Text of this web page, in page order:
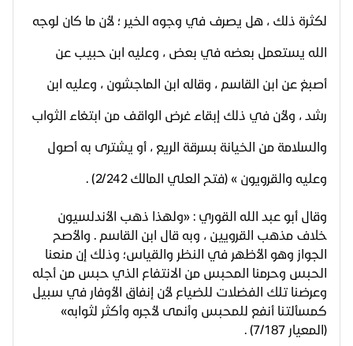
لكثرة ذلك ، هل يصرف في وجوه الخير ؛ لأن ما كان لوجه
الله يستعمل بعضه في بعض ، وعليه ابن حبيب عن
أصبغ عن ابن القاسم ، وقاله ابن الماجشون ، وعليه ابن
رشد ، ولأن في ذلك إبقاء غرض الواقف من ابتغاء الثواب
والسلامة من الخيانة بسرقة الريع ، أو يشترى به أصول
وعليه والقرويون » (فتح العلي المالك 2/242) .
وقال أبو عبد الله القوري : «ولهذا ذهب الأندلسيون
خلاف مذهب القرويين ، وبه قال ابن القاسم . والأصح
الجواز وهو الأظهر في النظر والقياس؛ وذلك إن منعنا
الحبس وحرمنا المحبس من الانتفاع الذي حبس من أجله
وعرضنا تلك الفضلات للضياع لأن إنفاق الأوفار في سبيل
كمسألتنا أنفع للمحبس وأنمى لأجره وأكثر لثوابه»
(المعيار 7/187) .